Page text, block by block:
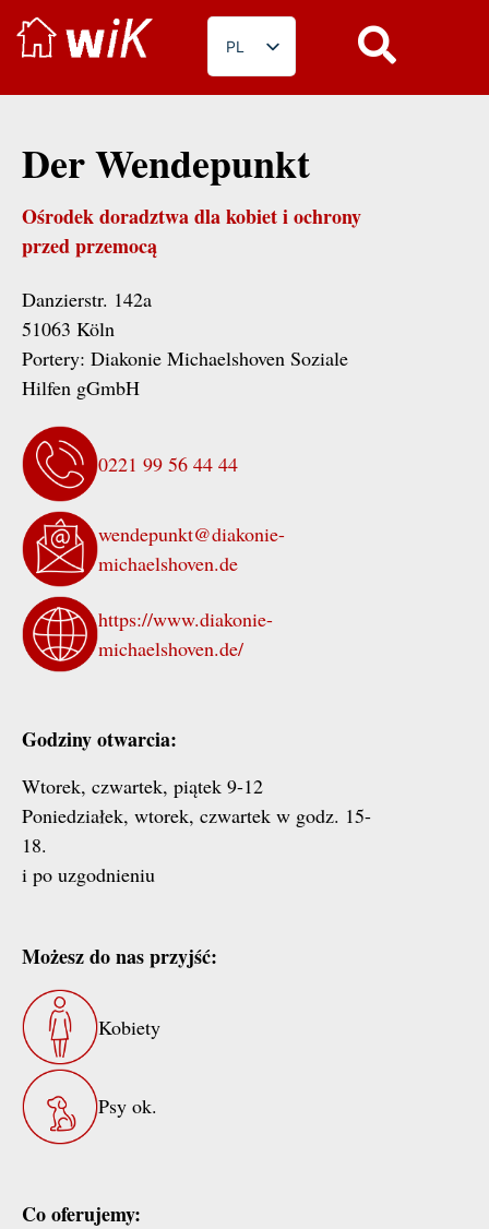
PL
DE
FR
Der Wendepunkt
Ośrodek doradztwa dla kobiet i ochrony
przed przemocą
Danzierstr. 142a
51063 Köln
Portery: Diakonie Michaelshoven Soziale
Hilfen gGmbH
0221 99 56 44 44
wendepunkt@diakonie-
michaelshoven.de
https://www.diakonie-
michaelshoven.de/
Godziny otwarcia:
Wtorek, czwartek, piątek 9-12
Poniedziałek, wtorek, czwartek w godz. 15-
18.
i po uzgodnieniu
Możesz do nas przyjść:
Kobiety
Psy ok.
Co oferujemy: